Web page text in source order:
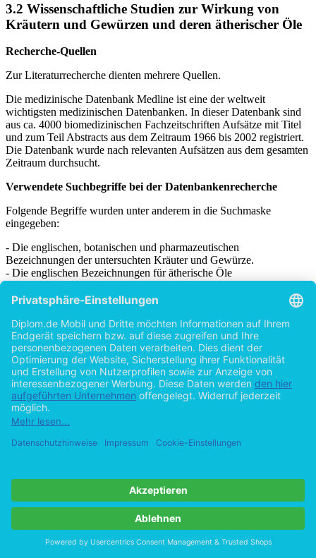
3.2 Wissenschaftliche Studien zur Wirkung von
Kräutern und Gewürzen und deren ätherischer Öle
Recherche-Quellen
Zur Literaturrecherche dienten mehrere Quellen.
Die medizinische Datenbank Medline ist eine der weltweit
wichtigsten medizinischen Datenbanken. In dieser Datenbank sind
aus ca. 4000 biomedizinischen Fachzeitschriften Aufsätze mit Titel
und zum Teil Abstracts aus dem Zeitraum 1966 bis 2002 registriert.
Die Datenbank wurde nach relevanten Aufsätzen aus dem gesamten
Zeitraum durchsucht.
Verwendete Suchbegriffe bei der Datenbankenrecherche
Folgende Begriffe wurden unter anderem in die Suchmaske
eingegeben:
- Die englischen, botanischen und pharmazeutischen
Bezeichnungen der untersuchten Kräuter und Gewürze.
- Die englischen Bezeichnungen für ätherische Öle
postulierten Eigenschaften stehen
Wirkung auf Lebensmittel
Die nach diesen Suchkriterien angegebenen Aufsatztitel und
dazugehörigen Abstracts wurden zunächst auf ihre mögliche
Relevanz für diese Diplomarbeit überprüft. Es zeigte sich, dass es
zum Einfluss von Kräutern und Gewürzen und deren ätherischer
Öle auf Lebensmittel viele Untersuchungen gibt.
Wirkung auf den menschlichen Organismus
Die Wirkung auf den menschlichen Organismus durch normalen
Datenbanken finden sich nur sehr wenige Studien zu diesem
Thema. Dies lässt sich vielleicht dadurch erklären, dass viele Effekte
schwer messbar sind und/oder erst nach langem Gebrauch auftreten.
Eine weitere Schwierigkeit ist die Absicherung der Wirkung durch
Doppelblindstudien, da Geschmack und Geruch schwierig oder gar